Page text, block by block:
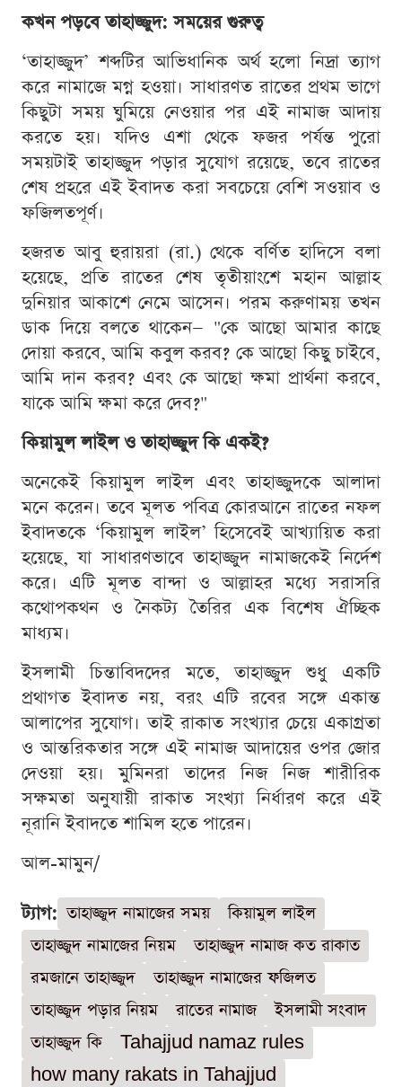
কখন পড়বে তাহাজ্জুদ: সময়ের গুরুত্ব
‘তাহাজ্জুদ’ শব্দটির আভিধানিক অর্থ হলো নিদ্রা ত্যাগ
করে নামাজে মগ্ন হওয়া। সাধারণত রাতের প্রথম ভাগে
কিছুটা সময় ঘুমিয়ে নেওয়ার পর এই নামাজ আদায়
করতে হয়। যদিও এশা থেকে ফজর পর্যন্ত পুরো
সময়টাই তাহাজ্জুদ পড়ার সুযোগ রয়েছে, তবে রাতের
শেষ প্রহরে এই ইবাদত করা সবচেয়ে বেশি সওয়াব ও
ফজিলতপূর্ণ।
হজরত আবু হুরায়রা (রা.) থেকে বর্ণিত হাদিসে বলা
হয়েছে, প্রতি রাতের শেষ তৃতীয়াংশে মহান আল্লাহ
দুনিয়ার আকাশে নেমে আসেন। পরম করুণাময় তখন
ডাক দিয়ে বলতে থাকেন— "কে আছো আমার কাছে
দোয়া করবে, আমি কবুল করব? কে আছো কিছু চাইবে,
আমি দান করব? এবং কে আছো ক্ষমা প্রার্থনা করবে,
যাকে আমি ক্ষমা করে দেব?"
কিয়ামুল লাইল ও তাহাজ্জুদ কি একই?
অনেকেই কিয়ামুল লাইল এবং তাহাজ্জুদকে আলাদা
মনে করেন। তবে মূলত পবিত্র কোরআনে রাতের নফল
ইবাদতকে ‘কিয়ামুল লাইল’ হিসেবেই আখ্যায়িত করা
হয়েছে, যা সাধারণভাবে তাহাজ্জুদ নামাজকেই নির্দেশ
করে। এটি মূলত বান্দা ও আল্লাহর মধ্যে সরাসরি
কথোপকথন ও নৈকট্য তৈরির এক বিশেষ ঐচ্ছিক
মাধ্যম।
ইসলামী চিন্তাবিদদের মতে, তাহাজ্জুদ শুধু একটি
প্রথাগত ইবাদত নয়, বরং এটি রবের সঙ্গে একান্ত
আলাপের সুযোগ। তাই রাকাত সংখ্যার চেয়ে একাগ্রতা
ও আন্তরিকতার সঙ্গে এই নামাজ আদায়ের ওপর জোর
দেওয়া হয়। মুমিনরা তাদের নিজ নিজ শারীরিক
সক্ষমতা অনুযায়ী রাকাত সংখ্যা নির্ধারণ করে এই
নূরানি ইবাদতে শামিল হতে পারেন।
আল-মামুন/
ট্যাগ: তাহাজ্জুদ নামাজের সময়
কিয়ামুল লাইল
তাহাজ্জুদ নামাজের নিয়ম
তাহাজ্জুদ নামাজ কত রাকাত
রমজানে তাহাজ্জুদ
তাহাজ্জুদ নামাজের ফজিলত
তাহাজ্জুদ পড়ার নিয়ম
রাতের নামাজ
ইসলামী সংবাদ
তাহাজ্জুদ কি
Tahajjud namaz rules
how many rakats in Tahajjud